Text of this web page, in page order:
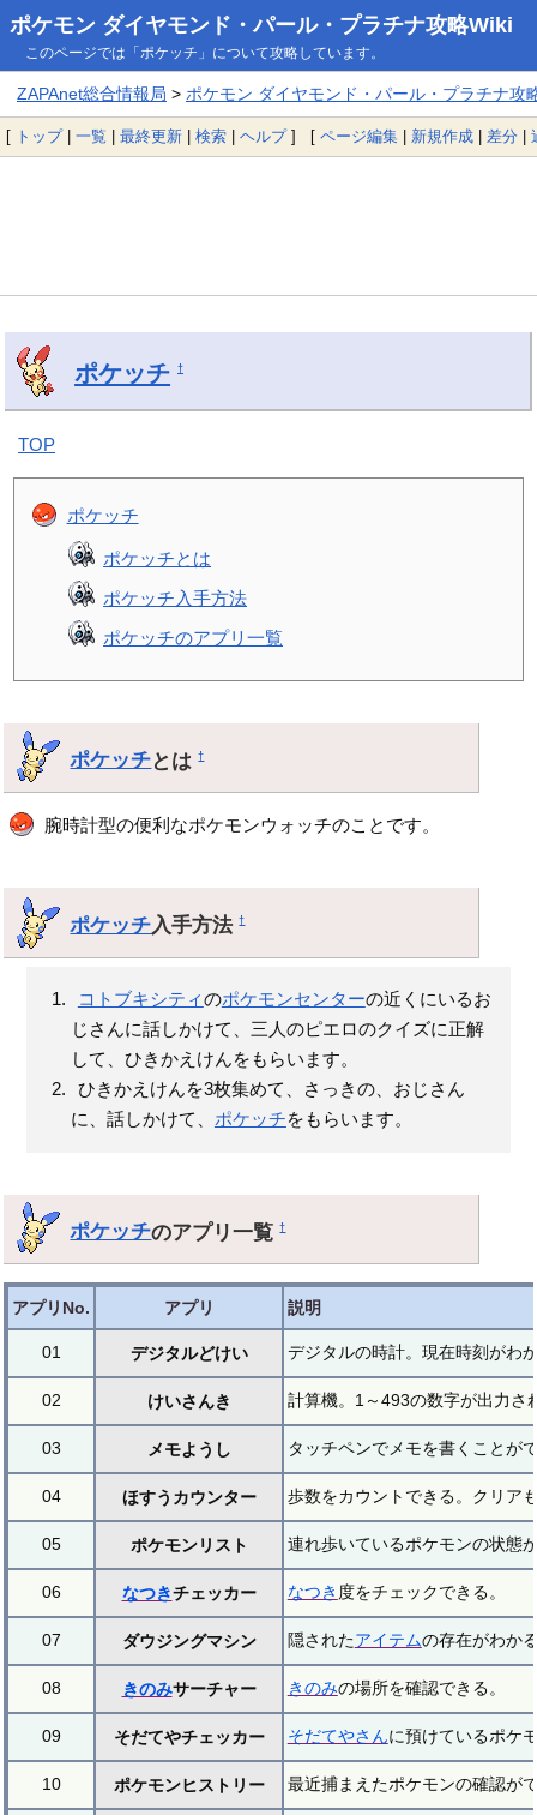
ポケモン ダイヤモンド・パール・プラチナ攻略Wiki
このページでは「ポケッチ」について攻略しています。
ZAPAnet総合情報局 > ポケモン ダイヤモンド・パール・プラチナ攻
[ トップ| 一覧 | 最終更新 | 検索 | ヘルプ] [ ページ編集 | 新規作成 | 差分 |
ポケッチ †
TOP
ポケッチ
ポケッチとは
ポケッチ入手方法
ポケッチのアプリ一覧
ポケッチとは†
腕時計型の便利なポケモンウォッチのことです。
ポケッチ入手方法†
コトブキシティのポケモンセンターの近くにいるお
じさんに話しかけて、三人のピエロのクイズに正解
して、ひきかえけんをもらいます。
ひきかえけんを3枚集めて、さっきの、おじさん
に、話しかけて、 ポケッチをもらいます。
ポケッチのアプリ一覧†
アプリNo. アプリ 説明
01 デジタルどけい デジタルの時計。現在時刻がわ
02 けいさんき 計算機。1～493の数字が出力さ
03 メモようし タッチペンでメモを書くことが
04 ほすうカウンター 歩数をカウントできる。クリア
05 ポケモンリスト 連れ歩いているポケモンの状態
06 なつきチェッカー なつき 度をチェックできる。
07 ダウジングマシン 隠されたアイテムの存在がわか
08 きのみサーチャー きのみの場所を確認できる。
09 そだてやチェッカー そだてやさんに預けているポケ
10 ポケモンヒストリー 最近捕まえたポケモンの確認が